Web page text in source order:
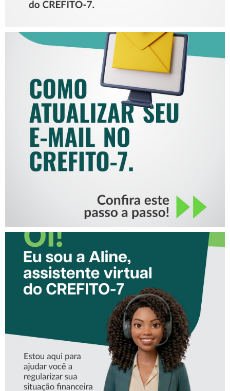
COMO ATUALIZAR SEU E-
MAIL NO CREFITO-7
CONHEÇA A ‘ALINE’,
ASSISTENTE VIRTUAL DO
CREFITO-7